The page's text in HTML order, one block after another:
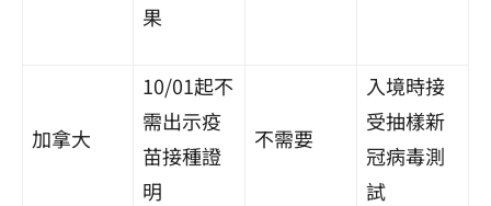
果
加拿大
10/01起不
需出示疫
苗接種證
明
不需要
入境時接
受抽樣新
冠病毒測
試